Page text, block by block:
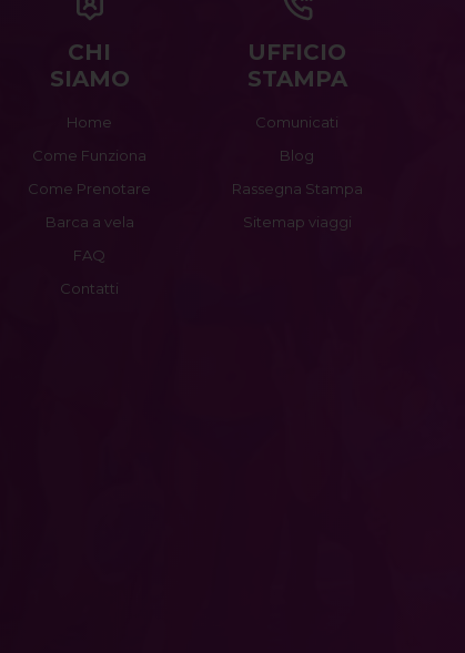
CHI
SIAMO
Home
Come Funziona
Come Prenotare
Barca a vela
FAQ
Contatti
UFFICIO
STAMPA
Comunicati
Blog
Rassegna Stampa
Sitemap viaggi